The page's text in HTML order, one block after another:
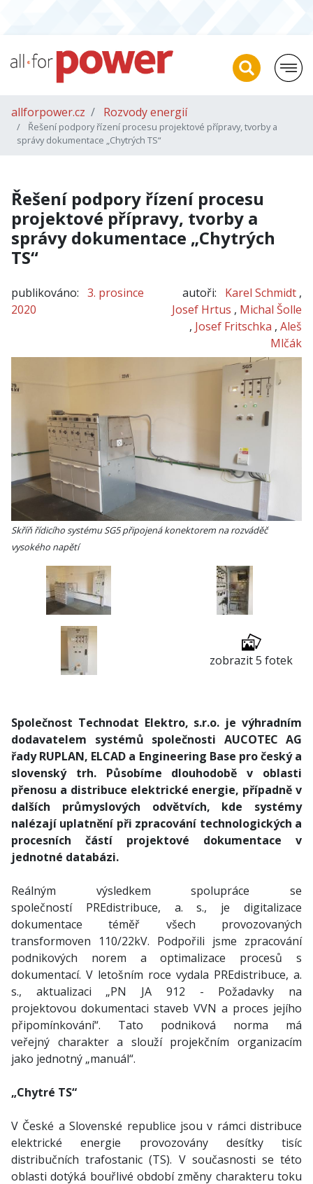
allforpower.cz Rozvody energií
Řešení podpory řízení procesu projektové přípravy, tvorby a
správy dokumentace „Chytrých TS“
Řešení podpory řízení procesu
projektové přípravy, tvorby a
správy dokumentace „Chytrých
TS“
publikováno: 3. prosince
2020
autoři: Karel Schmidt ,
Josef Hrtus , Michal Šolle
, Josef Fritschka , Aleš
Mlčák
Skříň řídicího systému SG5 připojená konektorem na rozváděč
vysokého napětí
zobrazit 5 fotek
Společnost Technodat Elektro, s.r.o. je výhradním
dodavatelem systémů společnosti AUCOTEC AG
řady RUPLAN, ELCAD a Engineering Base pro český a
slovenský trh. Působíme dlouhodobě v oblasti
přenosu a distribuce elektrické energie, případně v
dalších průmyslových odvětvích, kde systémy
nalézají uplatnění při zpracování technologických a
procesních částí projektové dokumentace v
jednotné databázi.
Reálným výsledkem spolupráce se
společností PREdistribuce, a. s., je digitalizace
dokumentace téměř všech provozovaných
transformoven 110/22kV. Podpořili jsme zpracování
podnikových norem a optimalizace procesů s
dokumentací. V letošním roce vydala PREdistribuce, a.
s., aktualizaci „PN JA 912 - Požadavky na
projektovou dokumentaci staveb VVN a proces jejího
připomínkování“. Tato podniková norma má
veřejný charakter a slouží projekčním organizacím
jako jednotný „manuál“.
„Chytré TS“
V České a Slovenské republice jsou v rámci distribuce
elektrické energie provozovány desítky tisíc
distribučních trafostanic (TS). V současnosti se této
oblasti dotýká bouřlivé období změny charakteru toku